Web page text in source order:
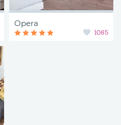
Opera
1085